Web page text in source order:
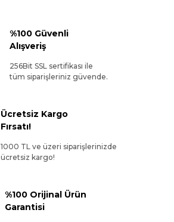
%100 Güvenli
Alışveriş
256Bit SSL sertifikası ile
tüm siparişleriniz güvende.
Ücretsiz Kargo
Fırsatı!
1000 TL ve üzeri siparişlerinizde
ücretsiz kargo!
%100 Orijinal Ürün
Garantisi